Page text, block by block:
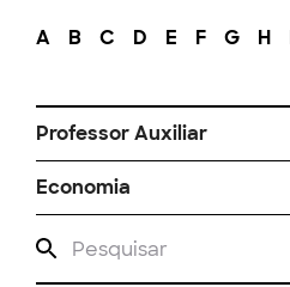
A B C D E F G H
Professor Auxiliar
Economia